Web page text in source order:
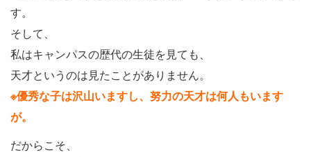
す。
そして、
私はキャンパスの歴代の生徒を見ても、
天才というのは見たことがありません。
※優秀な子は沢山いますし、努力の天才は何人もいます
が。
だからこそ、